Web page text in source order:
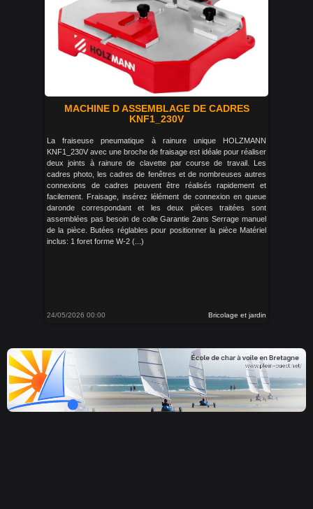
MACHINE D ASSEMBLAGE DE CADRES
KNF1_230V
La fraiseuse pneumatique à rainure unique HOLZMANN
KNF1_230V avec une broche de fraisage est idéale pour réaliser
deux joints à rainure de clavette par course de travail. Les
cadres photo, les cadres de fenêtres et de nombreuses autres
connexions de cadres peuvent être réalisés rapidement et
facilement. Fraisage, insérez lélément de connexion en queue
daronde correspondant et les deux pièces traitées sont
assemblées pas besoin de colle Garantie 2ans Serrage manuel
de la pièce. Butées réglables pour positionner la pièce Matériel
inclus: 1 foret forme W-2 (...)
24/05/2026 00:00 Bricolage et jardin